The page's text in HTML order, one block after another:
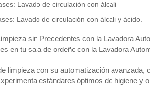
Lavado de circulación con álcali
Lavado de circulación con álcali y ácido.
sin Precedentes con la Lavadora
en tu sala de ordeño con la Lavadora
limpieza con su automatización avanzada,
estándares óptimos de higiene y